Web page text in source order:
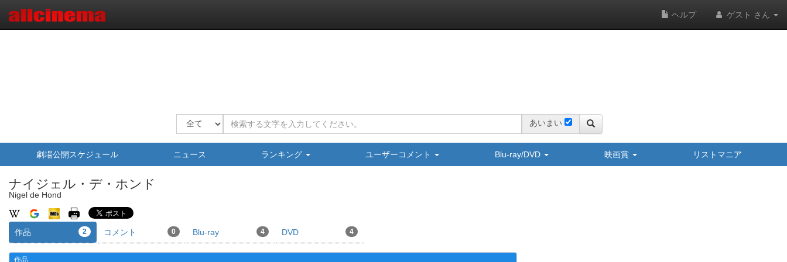
ヘルプ ゲスト さん
あいまい
劇場公開スケジュール ニュース ランキング ユーザーコメント Blu-ray/DVD 映画賞 リストマニア
ナイジェル・デ・ホンド
Nigel de Hond
作品 2 コメント 0 Blu-ray 4 DVD 4
作品